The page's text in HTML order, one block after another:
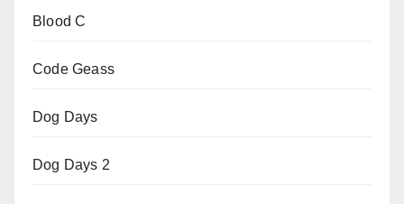
Blood C
Code Geass
Dog Days
Dog Days 2